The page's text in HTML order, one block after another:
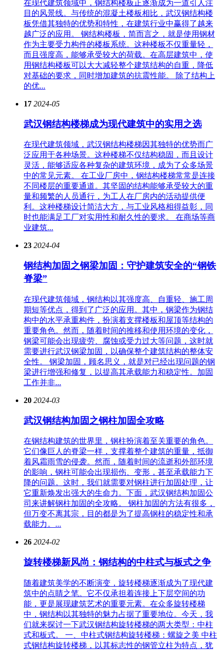
在现代建筑领域中，钢结构楼板正逐渐成为一道引人注
目的风景线。与传统的混凝土楼板相比，武汉钢结构楼
板凭借其独特的优势和特性，在建筑行业中赢得了越来
越广泛的应用。 钢结构楼板，简而言之，就是使用钢材
作为主要受力构件的楼板系统。这种楼板不仅重量轻，
而且强度高，能够承受较大的荷载。在高层建筑中，使
用钢结构楼板可以大大减轻整个建筑结构的自重，降低
对基础的要求，同时增加建筑的抗震性能。 除了结构上
的优...
17 2024-05
武汉钢结构楼梯成为现代建筑中的实用之选
在现代建筑领域，武汉钢结构楼梯因其独特的优势而广
泛应用于各种场景。这种楼梯不仅结构稳固，而且设计
灵活，能够适应各种复杂的建筑环境，成为了众多场景
中的常见元素。 在工业厂房中，钢结构楼梯常常是连接
不同楼层的重要通道。其坚固的结构能够承受较大的重
量和频繁的人员通行，为工人在厂房内的活动提供便
利。这种楼梯设计简洁大方，与工业风格相得益彰，同
时也能满足工厂对实用性和耐久性的要求。 在商场等商
业建筑...
23 2024-04
钢结构加固之钢梁加固：守护建筑安全的“钢铁
脊梁”
在现代建筑领域，钢结构以其强度高、自重轻、施工周
期短等优点，得到了广泛的应用。其中，钢梁作为钢结
构中的水平承重构件，扮演着支撑楼板和屋顶等结构的
重要角色。然而，随着时间的推移和使用环境的变化，
钢梁可能会出现疲劳、腐蚀或受力过大等问题，这时就
需要进行武汉钢梁加固，以确保整个建筑结构的整体安
全性。 钢梁加固，顾名思义，就是对已经出现问题的钢
梁进行增强和修复，以提高其承载能力和稳定性。加固
工作并非...
20 2024-03
武汉钢结构加固之钢柱加固全攻略
在钢结构建筑的世界里，钢柱扮演着至关重要的角色。
它们像巨人的脊梁一样，支撑着整个建筑的重量，抵御
着风霜雨雪的侵袭。然而，随着时间的流逝和外部环境
的影响，钢柱可能会出现损伤、变形，甚至承载能力下
降的问题。这时，我们就需要对钢柱进行加固处理，让
它重新焕发出强大的生命力。下面，武汉钢结构加固公
司来讲解钢柱加固的全攻略。 钢柱加固的方法有很多，
但万变不离其宗，目的都是为了提高钢柱的稳定性和承
载能力。...
26 2024-02
旋转楼梯新风尚：钢结构的中柱式与板式之争
随着建筑美学的不断演变，旋转楼梯逐渐成为了现代建
筑中的点睛之笔。它不仅承担着连接上下层空间的功
能，更是展现建筑艺术的重要元素。在众多旋转楼梯
中，钢结构以其独特的魅力占据了重要地位。今天，我
们就来探讨一下武汉钢结构旋转楼梯的两大类型：中柱
式和板式。 一、中柱式钢结构旋转楼梯：螺旋之美 中柱
式钢结构旋转楼梯，以其标志性的钢管立柱为特点，犹